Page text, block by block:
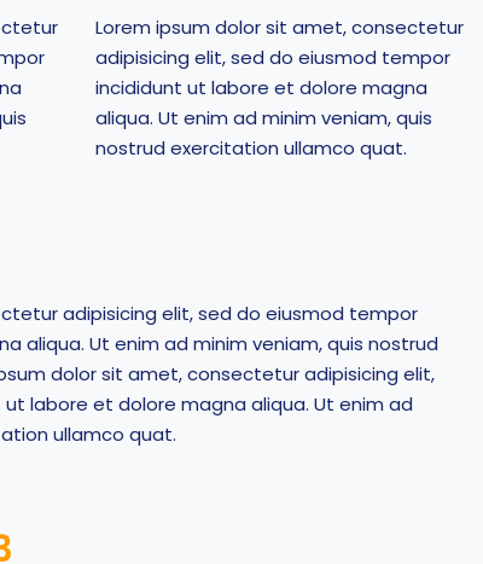
Lorem ipsum dolor sit amet, consectetur
adipisicing elit, sed do eiusmod tempor
incididunt ut labore et dolore magna
aliqua. Ut enim ad minim veniam, quis
nostrud exercitation ullamco quat.
adipisicing elit, sed do eiusmod tempor
aliqua. Ut enim ad minim veniam, quis nostrud
dolor sit amet, consectetur adipisicing elit,
labore et dolore magna aliqua. Ut enim ad
ullamco quat.